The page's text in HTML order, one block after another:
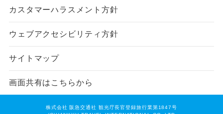
カスタマーハラスメント方針
ウェブアクセシビリティ方針
サイトマップ
画面共有はこちらから
株式会社 阪急交通社 観光庁長官登録旅行業第1847号